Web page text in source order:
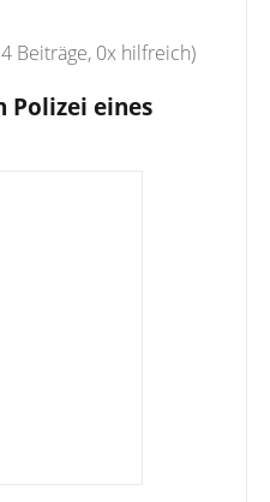
Beiträge, 0x hilfreich)
eines